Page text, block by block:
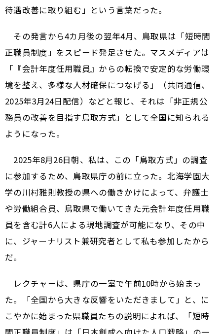
待遇改善に取り組む」という言葉だった。
その発言から4カ月後の翌年4月、鳥取県は「短時間
正職員制度」をスピード発足させた。マスメディアは
「『会計年度任用職員』からの転換で安定的な労働環
境を整え、多様な人材確保につなげる」（共同通信、
2025年3月24日配信）などと報じ、それは「非正規公
務員の改善を目指す鳥取方式」として全国に知られる
ようになった。
2025年8月26日朝、私は、この「鳥取方式」の調査
に参加するため、鳥取県庁の前に立った。北海学園大
学の川村雅則教授の県への働きかけによって、弁護士
や労働組合員、鳥取県で働いてきた元会計年度任用職
員を含む計6人による現地調査が可能になり、その中
に、ジャーナリスト兼研究者として私も参加したから
だ。
レクチャーは、県庁の一室で午前10時から始まっ
た。「全国から大きな反響をいただきまして」と、に
こやかに始まった県職員たちの説明によれば、「短時